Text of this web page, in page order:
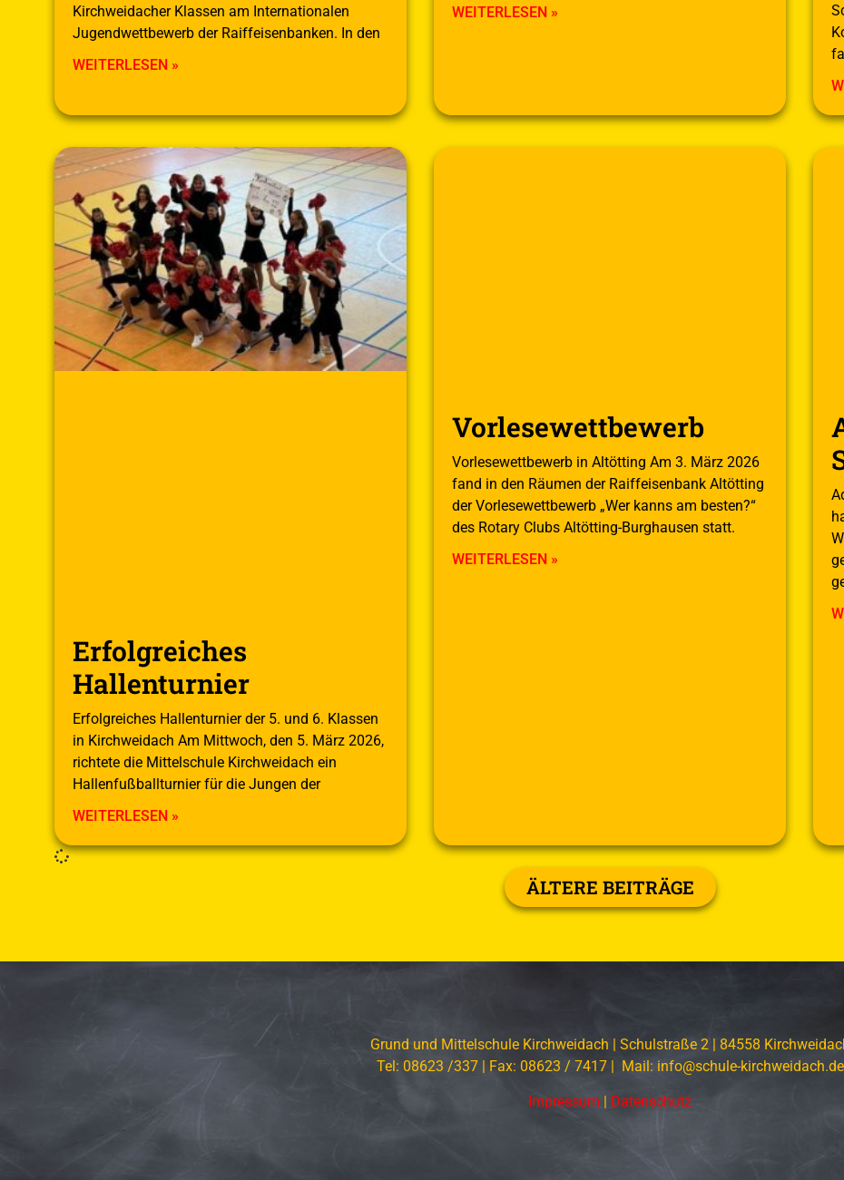
Kirchweidacher Klassen am Internationalen
Jugendwettbewerb der Raiffeisenbanken. In den
WEITERLESEN »
WEITERLESEN »
Erfolgreiches
Hallenturnier
Erfolgreiches Hallenturnier der 5. und 6. Klassen
in Kirchweidach Am Mittwoch, den 5. März 2026,
richtete die Mittelschule Kirchweidach ein
Hallenfußballturnier für die Jungen der
WEITERLESEN »
Vorlesewettbewerb
Vorlesewettbewerb in Altötting Am 3. März 2026
fand in den Räumen der Raiffeisenbank Altötting
der Vorlesewettbewerb „Wer kanns am besten?“
des Rotary Clubs Altötting-Burghausen statt.
WEITERLESEN »
ÄLTERE BEITRÄGE
Grund und Mittelschule Kirchweidach | Schulstraße 2 | 84558
Tel: 08623 /337 | Fax: 08623 / 7417 | Mail: info@schule-kirchweidach.de
Impressum | Datenschutz